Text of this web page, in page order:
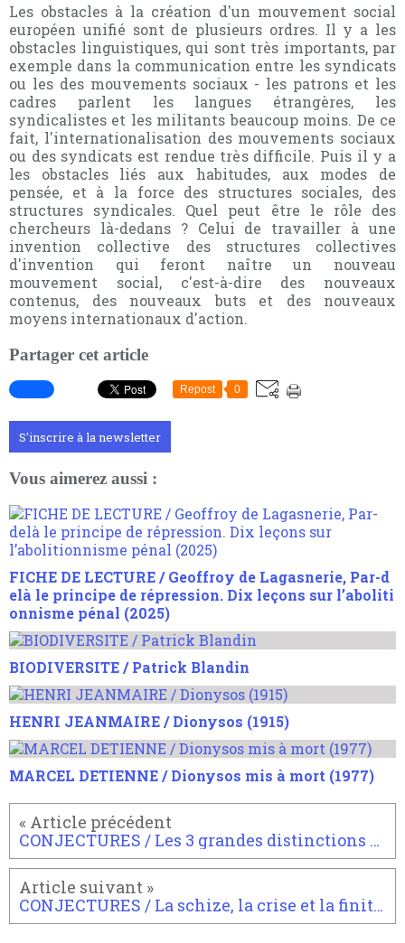
Les obstacles à la création d'un mouvement social
européen unifié sont de plusieurs ordres. Il y a les
obstacles linguistiques, qui sont très importants, par
exemple dans la communication entre les syndicats
ou les des mouvements sociaux - les patrons et les
cadres parlent les langues étrangères, les
syndicalistes et les militants beaucoup moins. De ce
fait, l'internationalisation des mouvements sociaux
ou des syndicats est rendue très difficile. Puis il y a
les obstacles liés aux habitudes, aux modes de
pensée, et à la force des structures sociales, des
structures syndicales. Quel peut être le rôle des
chercheurs là-dedans ? Celui de travailler à une
invention collective des structures collectives
d'invention qui feront naître un nouveau
mouvement social, c'est-à-dire des nouveaux
contenus, des nouveaux buts et des nouveaux
moyens internationaux d'action.
Partager cet article
Repost 0
S'inscrire à la newsletter
Vous aimerez aussi :
FICHE DE LECTURE / Geoffroy de Lagasnerie, Par-d
elà le principe de répression. Dix leçons sur l’aboliti
onnisme pénal (2025)
BIODIVERSITE / Patrick Blandin
HENRI JEANMAIRE / Dionysos (1915)
MARCEL DETIENNE / Dionysos mis à mort (1977)
CONJECTURES / Les 3 grandes distinctions philosophiques
CONJECTURES / La schize, la crise et la finitude